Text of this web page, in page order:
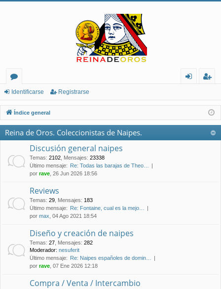
or
os
nt
ifi
ist
ra
Identificarse Registrarse
Índice general
Reina de Oros. Coleccionistas de Naipes.
Discusión general naipes
Temas: 2102 Mensajes: 23338
Último mensaje: Re: Todas las barajas de Theo…
por rave , 26 Jun 2026 18:56
Reviews
Temas: 29 Mensajes: 183
Último mensaje: Re: Fontaine, cual es la mejo…
por max , 04 Ago 2021 18:54
Diseño y creación de naipes
Temas: 27 Mensajes: 282
Moderador: nesuferit
Último mensaje: Re: Naipes españoles de domin…
por rave , 07 Ene 2026 12:18
Compra / Venta / Intercambio